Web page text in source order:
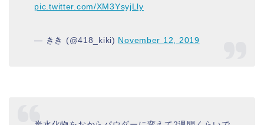
pic.twitter.com/XM3YsyjLly
— きき (@418_kiki) November 12, 2019